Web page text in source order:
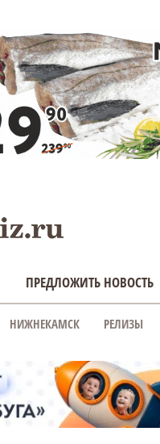
ПРЕДЛОЖИТЬ НОВОСТЬ
НИЖНЕКАМСК РЕЛИЗЫ